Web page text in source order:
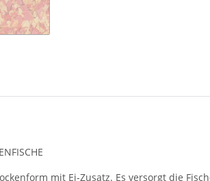
mit Ei-Zusatz. Es versorgt die